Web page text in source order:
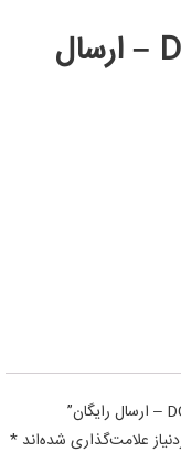
ساعت شطرنج DGT 2010 – ارسال
علامت‌گذاری شده‌اند*